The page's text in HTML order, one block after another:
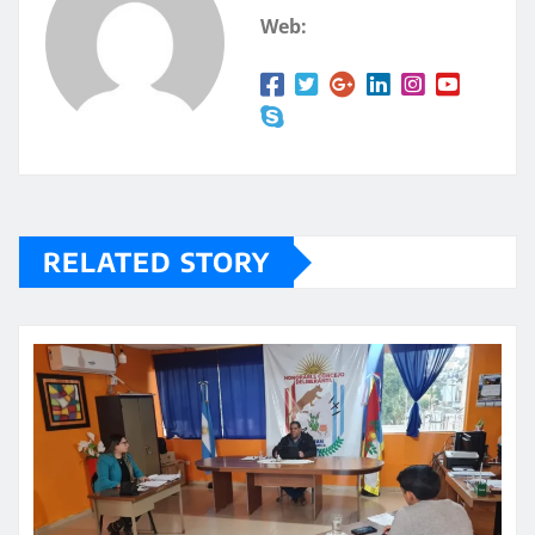
p
rt Web:
RELATED STORY